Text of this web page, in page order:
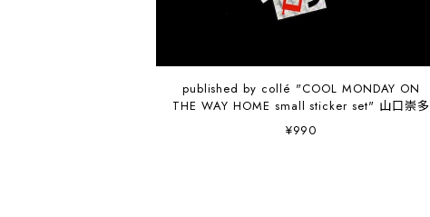
published by collé "COOL MONDAY ON
THE WAY HOME small sticker set" 山口崇多
¥990